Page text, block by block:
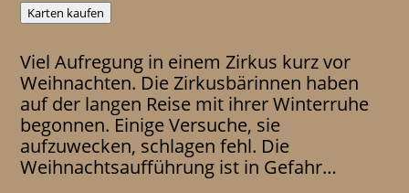
Karten kaufen
Viel Aufregung in einem Zirkus kurz vor
Weihnachten. Die Zirkusbärinnen haben
auf der langen Reise mit ihrer Winterruhe
begonnen. Einige Versuche, sie
aufzuwecken, schlagen fehl. Die
Weihnachtsaufführung ist in Gefahr…